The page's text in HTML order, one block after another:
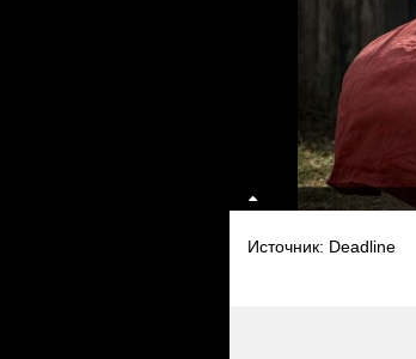
Источник: Deadline